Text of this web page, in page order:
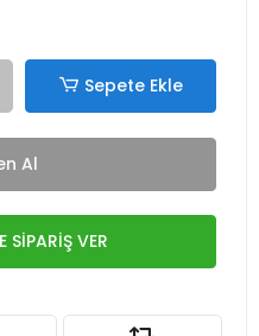
Sepete Ekle
Al
SİPARİŞ VER